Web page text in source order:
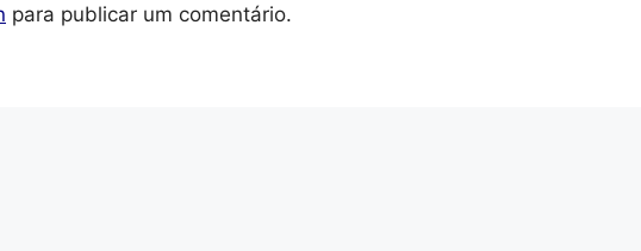
para publicar um comentário.